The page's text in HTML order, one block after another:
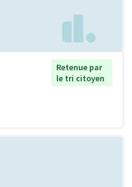
Retenue par
le tri citoyen